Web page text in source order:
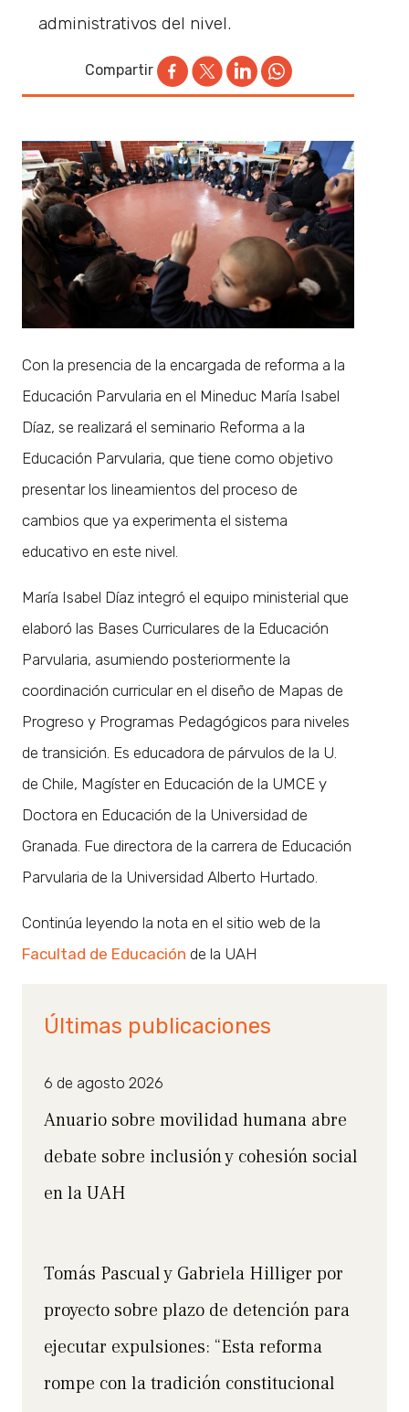
administrativos del nivel.
Compartir
Con la presencia de la encargada de reforma a la
Educación Parvularia en el Mineduc María Isabel
Díaz, se realizará el seminario Reforma a la
Educación Parvularia, que tiene como objetivo
presentar los lineamientos del proceso de
cambios que ya experimenta el sistema
educativo en este nivel.
María Isabel Díaz integró el equipo ministerial que
elaboró las Bases Curriculares de la Educación
Parvularia, asumiendo posteriormente la
coordinación curricular en el diseño de Mapas de
Progreso y Programas Pedagógicos para niveles
de transición. Es educadora de párvulos de la U.
de Chile, Magíster en Educación de la UMCE y
Doctora en Educación de la Universidad de
Granada. Fue directora de la carrera de Educación
Parvularia de la Universidad Alberto Hurtado.
Continúa leyendo la nota en el sitio web de la
Facultad de Educación de la UAH
Últimas publicaciones
6 de agosto 2026
Anuario sobre movilidad humana abre
debate sobre inclusión y cohesión social
en la UAH
Tomás Pascual y Gabriela Hilliger por
proyecto sobre plazo de detención para
ejecutar expulsiones: “Esta reforma
rompe con la tradición constitucional